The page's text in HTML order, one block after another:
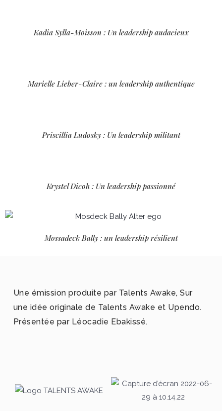
Kadia Sylla-Moisson : Un leadership audacieux
Marielle Lieber-Claire : un leadership authentique
Priscillia Ludosky : Un leadership militant
Krystel Dicoh : Un leadership passionné
Mossadeck Bally : un leadership résilient
Une émission produite par Talents Awake, Sur
une idée originale de Talents Awake et Upendo.
Présentée par Léocadie Ebakissé.